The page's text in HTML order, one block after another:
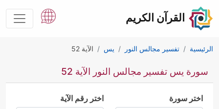
القرآن الكريم
الرئيسية تفسير مجالس النور يس الآية 52
سورة يس تفسير مجالس النور الآية 52
اختر سورة اختر رقم الآية